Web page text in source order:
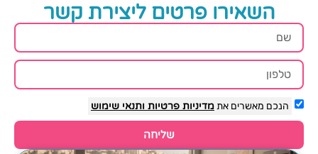
השאירו פרטים ליצירת קשר
הנכם מאשרים אתמדיניות פרטיות ותנאי שימוש
שליחה